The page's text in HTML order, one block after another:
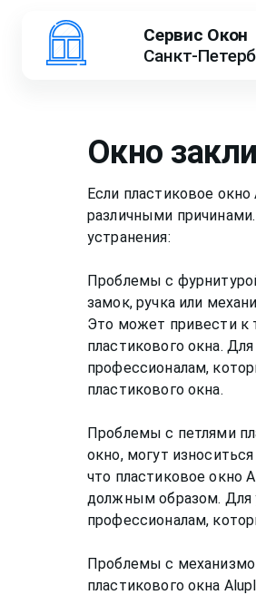
Сервис Окон
Санкт-
Окно
Если пластиковое
различными
устранения:
Проблемы с
замок, ручка или
Это может привести к
пластикового окна.
профессионалам,
пластикового окна.
Проблемы с петлями
окно, могут
что пластиковое окно
должным образом. Для
профессионалам,
Проблемы с
пластикового окна